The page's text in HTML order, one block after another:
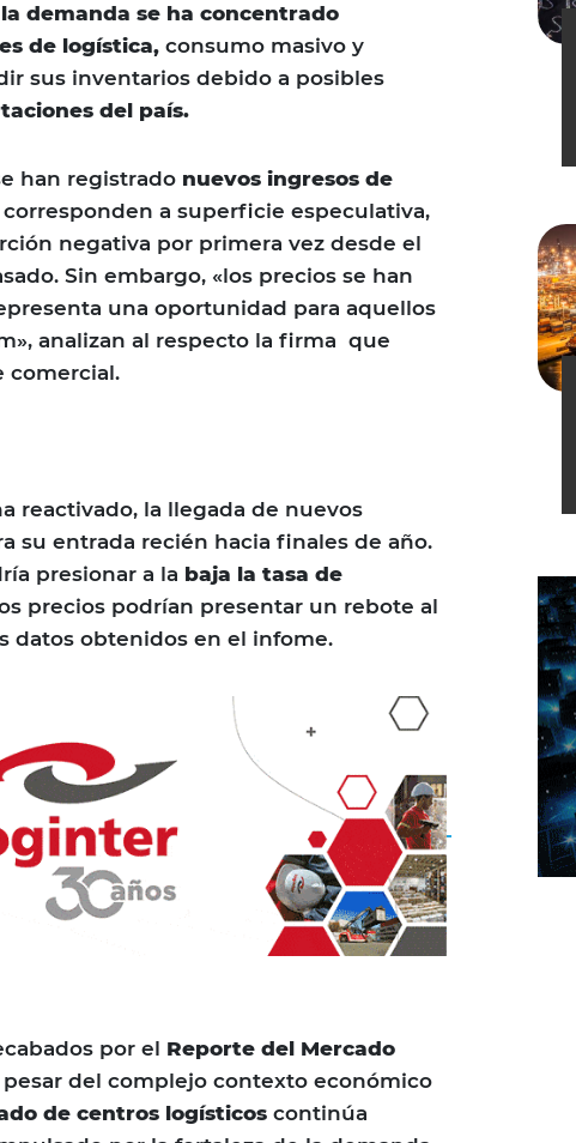
la demanda se ha concentrado
de logística, consumo masivo y
sus inventarios debido a posibles
del país.
han registrado nuevos ingresos de
a superficie especulativa,
negativa por primera vez desde el
Sin embargo, «los precios se han
una oportunidad para aquellos
analizan al respecto la firma que
comercial.
reactivado, la llegada de nuevos
su entrada recién hacia finales de año.
presionar a la baja la tasa de
precios podrían presentar un rebote al
datos obtenidos en el infome.
por el Reporte del Mercado
pesar del complejo contexto económico
de centros logísticos continúa